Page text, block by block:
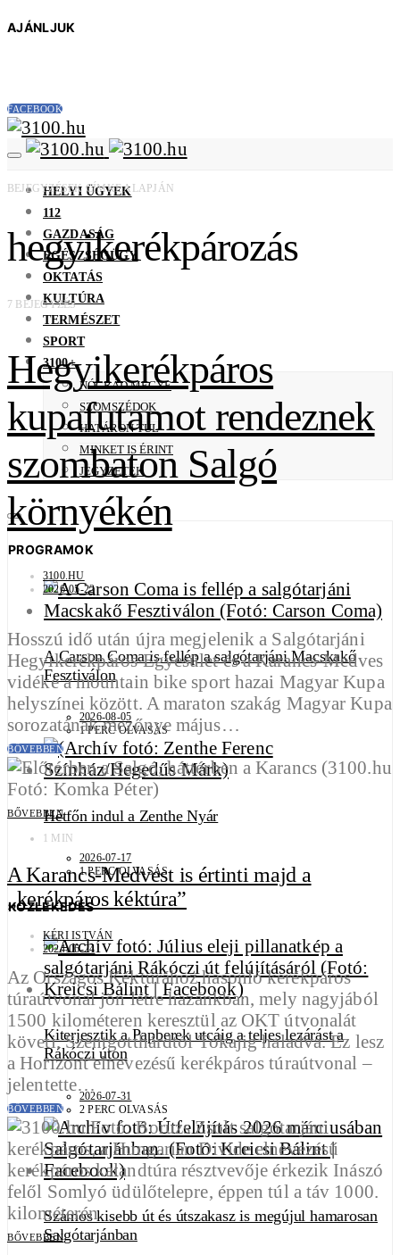
AJÁNLJUK
FACEBOOK
HELYI ÜGYEK
112
GAZDASÁG
EGÉSZSÉGÜGY
OKTATÁS
KULTÚRA
TERMÉSZET
SPORT
3100+
NÓGRÁD MEGYE
SZOMSZÉDOK
HATÁRON TÚL
MINKET IS ÉRINT
JEGYZETEK
PROGRAMOK
A Carson Coma is fellép a salgótarjáni Macskakő
Fesztiválon
2026-08-05
1 PERC OLVASÁS
Hétfőn indul a Zenthe Nyár
2026-07-17
1 PERC OLVASÁS
KÖZLEKEDÉS
Kiterjesztik a Papberek utcáig a teljes lezárást a
Rákóczi úton
2026-07-31
2 PERC OLVASÁS
Számos kisebb út és útszakasz is megújul hamarosan
Salgótarjánban
BEJEGYZÉSEK CÍMKE ALAPJÁN
hegyikerékpározás
7 BEJEGYZÉS
Hegyikerékpáros
kupafutamot rendeznek
szombaton Salgó
környékén
3100.HU
2026-05-22
Hosszú idő után újra megjelenik a Salgótarjáni
Hegyikerékpáros Egyesület és a Karancs-Medves
vidéke a mountain bike sport hazai Magyar Kupa
helyszínei között. A maraton szakág Magyar Kupa
sorozatának mezőnye május…
BŐVEBBEN
BŐVEBBEN
1 MIN
A Karancs-Medvest is értinti majd a
„kerékpáros kéktúra”
KÉRI ISTVÁN
2024-06-24
Az Országos Kéktúrához hasonló kerékpáros
túraútvonal jön létre hazánkban, mely nagyjából
1500 kilométeren keresztül az OKT útvonalát
követi, Szentgotthárdtól Tokajig haladva. Ez lesz
a Horizont elnevezésű kerékpáros túraútvonal –
jelentette…
BŐVEBBEN
BŐVEBBEN